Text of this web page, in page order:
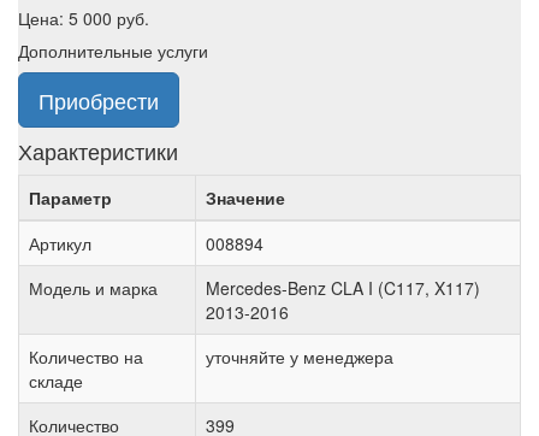
Цена: 5 000 руб.
Дополнительные услуги
Приобрести
Характеристики
Параметр
Значение
Артикул
008894
Модель и марка
Mercedes-Benz CLA I (C117, X117)
2013-2016
Количество на
складе
уточняйте у менеджера
Количество
399